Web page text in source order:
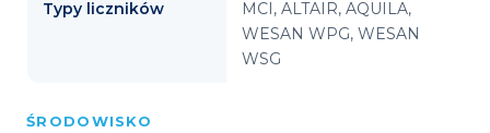
Typy liczników
MCI, ALTAIR, AQUILA,
WESAN WPG, WESAN
WSG
ŚRODOWISKO